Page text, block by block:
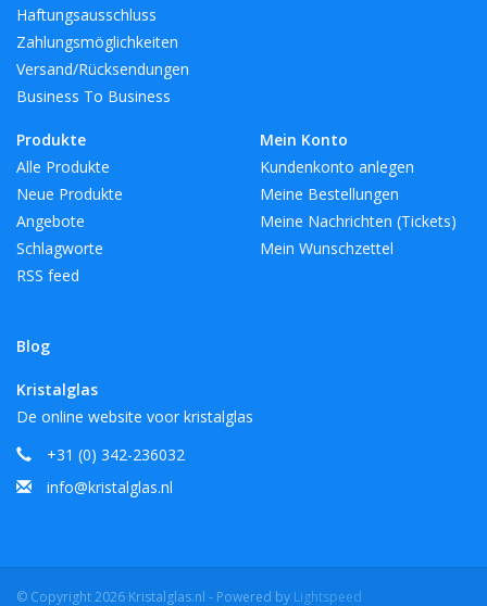
Haftungsausschluss
Zahlungsmöglichkeiten
Versand/Rücksendungen
Business To Business
Produkte
Alle Produkte
Neue Produkte
Angebote
Schlagworte
RSS feed
Blog
Mein Konto
Kundenkonto anlegen
Meine Bestellungen
Meine Nachrichten (Tickets)
Mein Wunschzettel
Kristalglas
De online website voor kristalglas
+31 (0) 342-236032
info@kristalglas.nl
© Copyright 2026 Kristalglas.nl - Powered by Lightspeed